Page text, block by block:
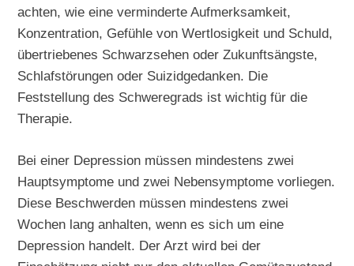
achten, wie eine verminderte Aufmerksamkeit,
Konzentration, Gefühle von Wertlosigkeit und Schuld,
übertriebenes Schwarzsehen oder Zukunftsängste,
Schlafstörungen oder Suizidgedanken. Die
Feststellung des Schweregrads ist wichtig für die
Therapie.
Bei einer Depression müssen mindestens zwei
Hauptsymptome und zwei Nebensymptome vorliegen.
Diese Beschwerden müssen mindestens zwei
Wochen lang anhalten, wenn es sich um eine
Depression handelt. Der Arzt wird bei der